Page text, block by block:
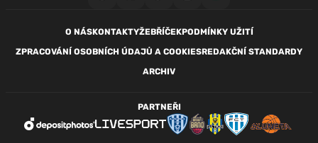
O NÁSKONTAKTYŽEBŘÍČEKPODMÍNKY UŽITÍ
ZPRACOVÁNÍ OSOBNÍCH ÚDAJŮ A COOKIESREDAKČNÍ STANDARDY
ARCHIV
PARTNEŘI